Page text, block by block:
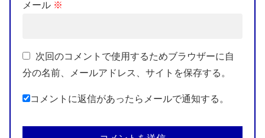
メール ※
次回のコメントで使用するためブラウザーに自
分の名前、メールアドレス、サイトを保存する。
コメントに返信があったらメールで通知する。